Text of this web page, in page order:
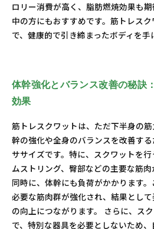
ロリー消費が高く、脂肪燃焼効果も
中の方にもおすすめです。筋トレス
で、健康的で引き締まったボディを手
体幹強化とバランス改善の秘訣
効果
筋トレスクワットは、ただ下半身の
幹の強化や全身のバランスを改善す
ササイズです。特に、スクワットを
ムストリング、臀部などの主要な筋
同時に、体幹にも負荷がかかります
必要な筋肉群が強化され、結果とし
の向上につながります。 さらに、ス
で、特別な器具を必要としないため